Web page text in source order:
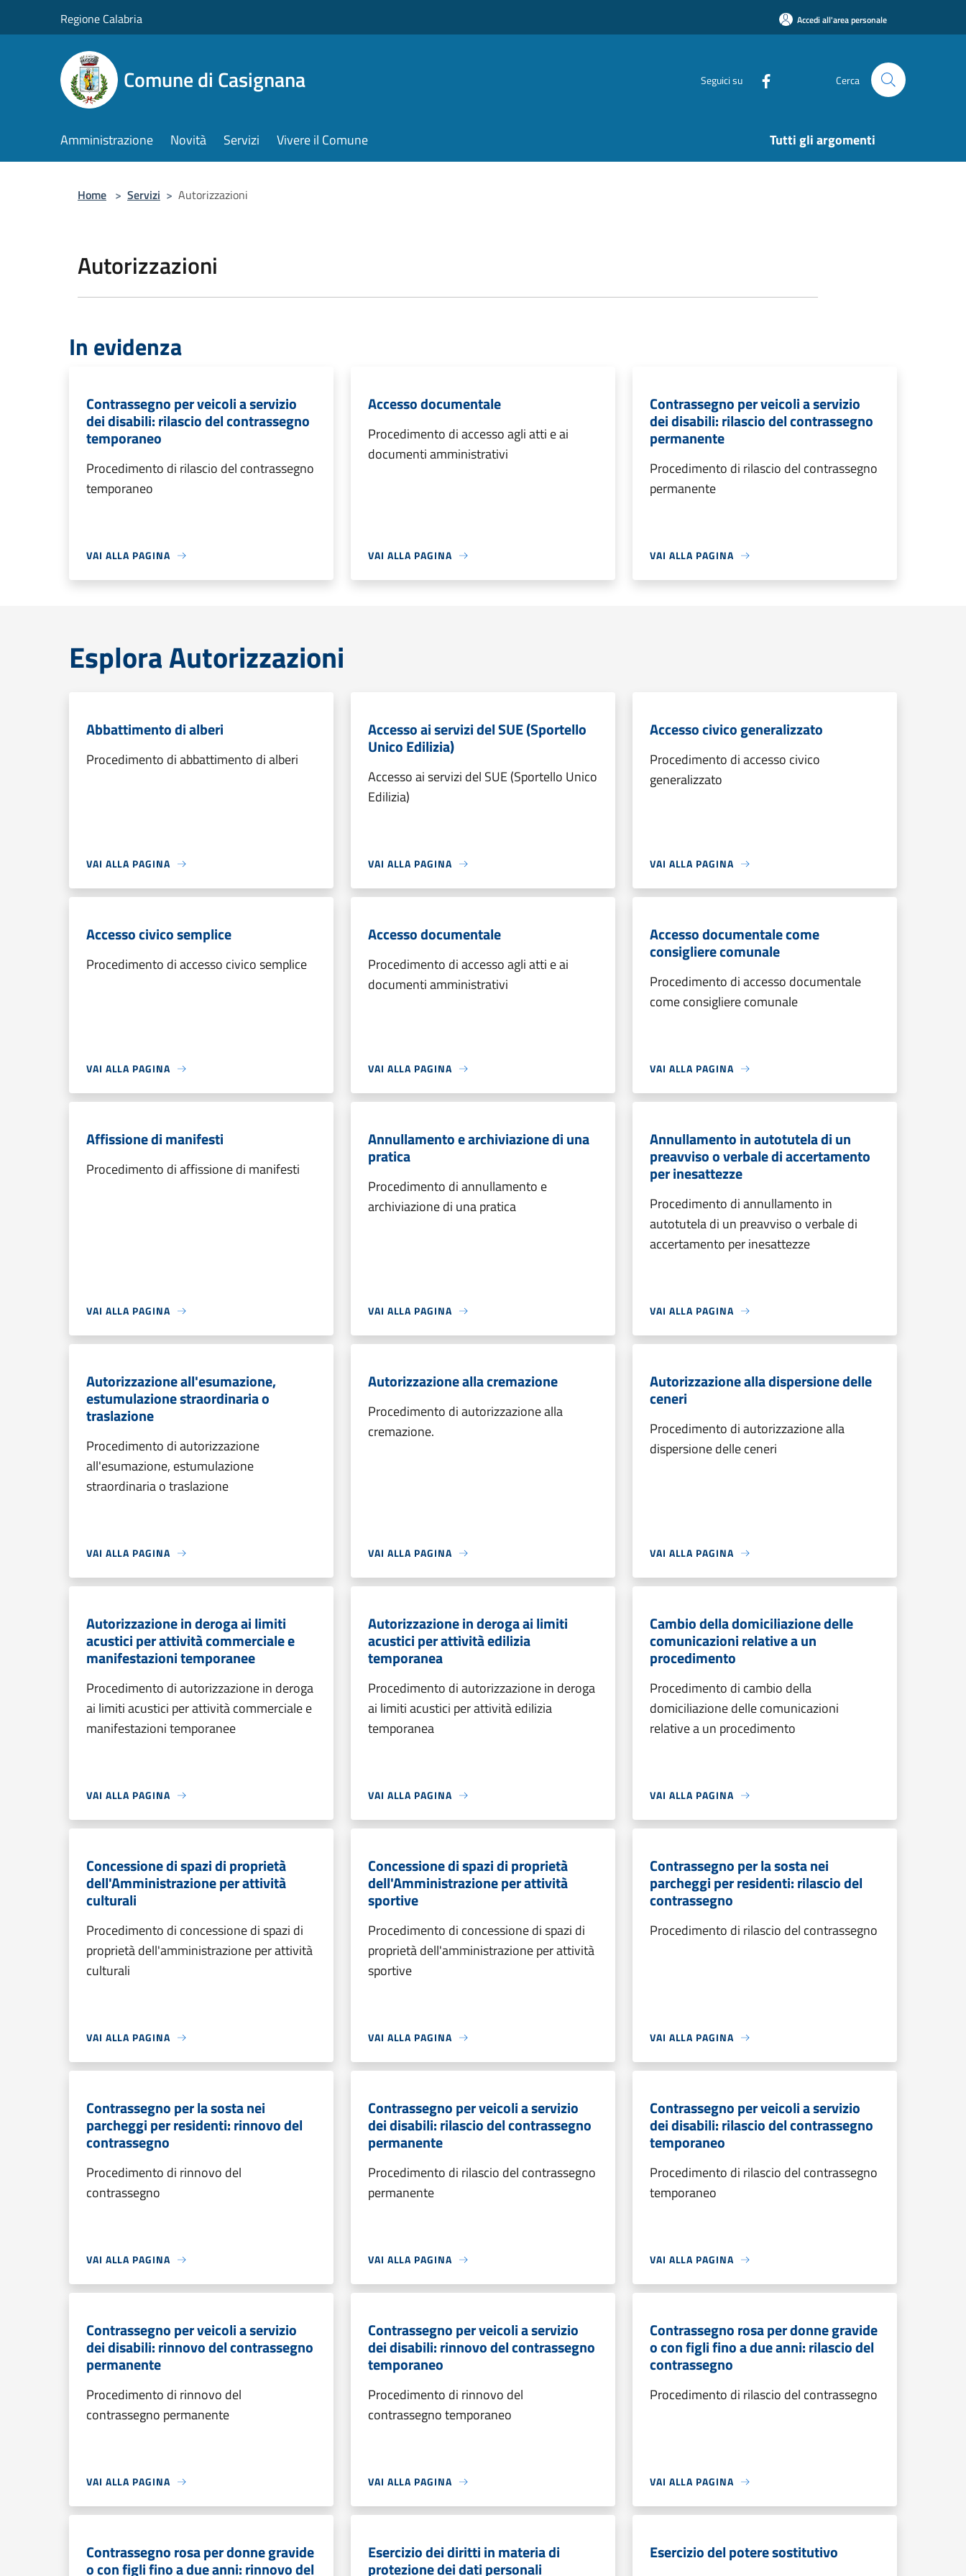
Regione Calabria Accedi all'area personale
Comune di Casignana Seguici su Cerca
Amministrazione Novità Servizi Vivere il Comune Tutti gli argomenti
Home > Servizi > Autorizzazioni
Autorizzazioni
In evidenza
Contrassegno per veicoli a servizio
dei disabili: rilascio del contrassegno
temporaneo
Procedimento di rilascio del contrassegno
temporaneo
VAI ALLA PAGINA
Accesso documentale
Procedimento di accesso agli atti e ai
documenti amministrativi
VAI ALLA PAGINA
Contrassegno per veicoli a servizio
dei disabili: rilascio del contrassegno
permanente
Procedimento di rilascio del contrassegno
permanente
VAI ALLA PAGINA
Esplora Autorizzazioni
Abbattimento di alberi
Procedimento di abbattimento di alberi
VAI ALLA PAGINA
Accesso ai servizi del SUE (Sportello
Unico Edilizia)
Accesso ai servizi del SUE (Sportello Unico
Edilizia)
VAI ALLA PAGINA
Accesso civico generalizzato
Procedimento di accesso civico
generalizzato
VAI ALLA PAGINA
Accesso civico semplice
Procedimento di accesso civico semplice
VAI ALLA PAGINA
Accesso documentale
Procedimento di accesso agli atti e ai
documenti amministrativi
VAI ALLA PAGINA
Accesso documentale come
consigliere comunale
Procedimento di accesso documentale
come consigliere comunale
VAI ALLA PAGINA
Affissione di manifesti
Procedimento di affissione di manifesti
VAI ALLA PAGINA
Annullamento e archiviazione di una
pratica
Procedimento di annullamento e
archiviazione di una pratica
VAI ALLA PAGINA
Annullamento in autotutela di un
preavviso o verbale di accertamento
per inesattezze
Procedimento di annullamento in
autotutela di un preavviso o verbale di
accertamento per inesattezze
VAI ALLA PAGINA
Autorizzazione all'esumazione,
estumulazione straordinaria o
traslazione
Procedimento di autorizzazione
all'esumazione, estumulazione
straordinaria o traslazione
VAI ALLA PAGINA
Autorizzazione alla cremazione
Procedimento di autorizzazione alla
cremazione.
VAI ALLA PAGINA
Autorizzazione alla dispersione delle
ceneri
Procedimento di autorizzazione alla
dispersione delle ceneri
VAI ALLA PAGINA
Autorizzazione in deroga ai limiti
acustici per attività commerciale e
manifestazioni temporanee
Procedimento di autorizzazione in deroga
ai limiti acustici per attività commerciale e
manifestazioni temporanee
VAI ALLA PAGINA
Autorizzazione in deroga ai limiti
acustici per attività edilizia
temporanea
Procedimento di autorizzazione in deroga
ai limiti acustici per attività edilizia
temporanea
VAI ALLA PAGINA
Cambio della domiciliazione delle
comunicazioni relative a un
procedimento
Procedimento di cambio della
domiciliazione delle comunicazioni
relative a un procedimento
VAI ALLA PAGINA
Concessione di spazi di proprietà
dell'Amministrazione per attività
culturali
Procedimento di concessione di spazi di
proprietà dell'amministrazione per attività
culturali
VAI ALLA PAGINA
Concessione di spazi di proprietà
dell'Amministrazione per attività
sportive
Procedimento di concessione di spazi di
proprietà dell'amministrazione per attività
sportive
VAI ALLA PAGINA
Contrassegno per la sosta nei
parcheggi per residenti: rilascio del
contrassegno
Procedimento di rilascio del contrassegno
VAI ALLA PAGINA
Contrassegno per la sosta nei
parcheggi per residenti: rinnovo del
contrassegno
Procedimento di rinnovo del
contrassegno
VAI ALLA PAGINA
Contrassegno per veicoli a servizio
dei disabili: rilascio del contrassegno
permanente
Procedimento di rilascio del contrassegno
permanente
VAI ALLA PAGINA
Contrassegno per veicoli a servizio
dei disabili: rilascio del contrassegno
temporaneo
Procedimento di rilascio del contrassegno
temporaneo
VAI ALLA PAGINA
Contrassegno per veicoli a servizio
dei disabili: rinnovo del contrassegno
permanente
Procedimento di rinnovo del
contrassegno permanente
VAI ALLA PAGINA
Contrassegno per veicoli a servizio
dei disabili: rinnovo del contrassegno
temporaneo
Procedimento di rinnovo del
contrassegno temporaneo
VAI ALLA PAGINA
Contrassegno rosa per donne gravide
o con figli fino a due anni: rilascio del
contrassegno
Procedimento di rilascio del contrassegno
VAI ALLA PAGINA
Contrassegno rosa per donne gravide
o con figli fino a due anni: rinnovo del
Esercizio dei diritti in materia di
protezione dei dati personali
Esercizio del potere sostitutivo